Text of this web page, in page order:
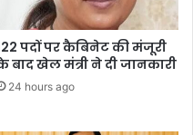
पदों पर कैबिनेट की मंजूरी
बाद खेल मंत्री ने दी जानकारी
24 hours ago